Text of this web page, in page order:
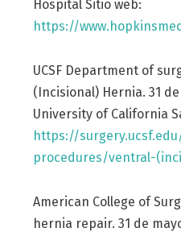
Hospital Sitio web:
https://
UCSF Department of
(Incisional) Hernia. 31
University of California
https://
procedures/ventral-
American College of
hernia repair. 31 de